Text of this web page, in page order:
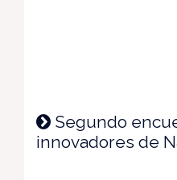
Segundo
innovadores de